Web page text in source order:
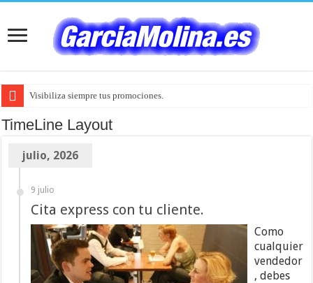
Visibiliza siempre tus promociones.
TimeLine Layout
julio, 2026
9 julio
Cita express con tu cliente.
Como
cualquier
vendedor
, debes